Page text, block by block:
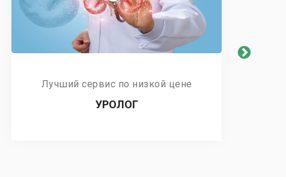
Лучший сервис по низкой цене
УРОЛОГ